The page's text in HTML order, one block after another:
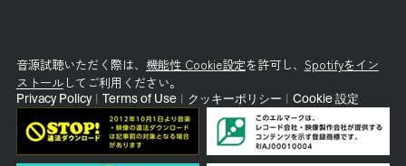
音源試聴いただく際は、 機能性 Cookie設定を許可し、 Spotifyをイン
ストールしてご利用ください。
Privacy Policy Terms of Use クッキーポリシー Cookie 設定